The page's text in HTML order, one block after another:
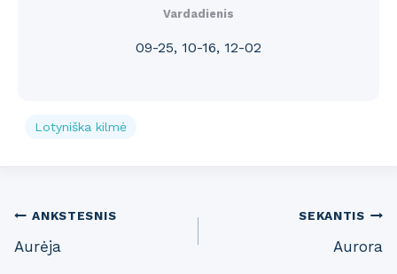
Vardadienis
09-25, 10-16, 12-02
Lotyniška kilmė
Post
navigation
ANKSTESNIS
Aurėja
SEKANTIS
Aurora